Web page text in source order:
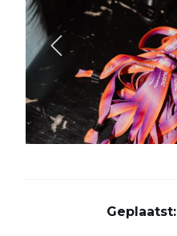
Geplaatst: